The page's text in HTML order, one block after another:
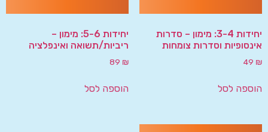
יחידות 3-4: מימון – סדרות
אינסופיות וסדרות צומחות
49 ₪
הוספה לסל
יחידות 5-6: מימון –
ריביות/תשואה ואינפלציה
89 ₪
הוספה לסל